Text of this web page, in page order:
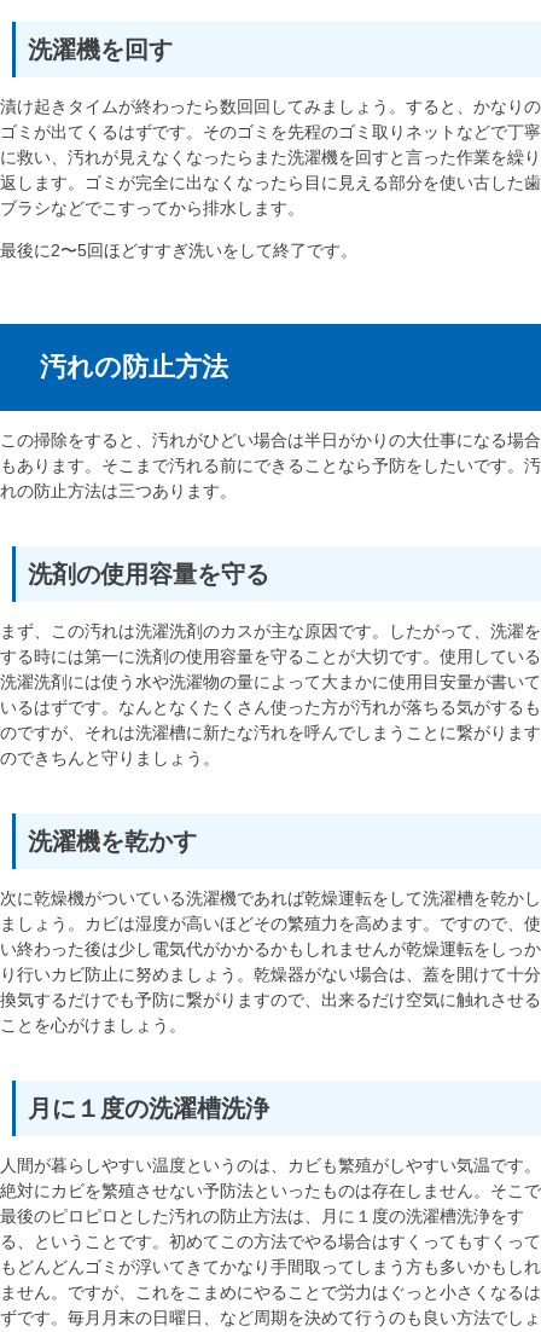
洗濯機を回す
漬け起きタイムが終わったら数回回してみましょう。すると、かなりの
ゴミが出てくるはずです。そのゴミを先程のゴミ取りネットなどで丁寧
に救い、汚れが見えなくなったらまた洗濯機を回すと言った作業を繰り
返します。ゴミが完全に出なくなったら目に見える部分を使い古した歯
ブラシなどでこすってから排水します。
最後に2〜5回ほどすすぎ洗いをして終了です。
汚れの防止方法
この掃除をすると、汚れがひどい場合は半日がかりの大仕事になる場合
もあります。そこまで汚れる前にできることなら予防をしたいです。汚
れの防止方法は三つあります。
洗剤の使用容量を守る
まず、この汚れは洗濯洗剤のカスが主な原因です。したがって、洗濯を
する時には第一に洗剤の使用容量を守ることが大切です。使用している
洗濯洗剤には使う水や洗濯物の量によって大まかに使用目安量が書いて
いるはずです。なんとなくたくさん使った方が汚れが落ちる気がするも
のですが、それは洗濯槽に新たな汚れを呼んでしまうことに繋がります
のできちんと守りましょう。
洗濯機を乾かす
次に乾燥機がついている洗濯機であれば乾燥運転をして洗濯槽を乾かし
ましょう。カビは湿度が高いほどその繁殖力を高めます。ですので、使
い終わった後は少し電気代がかかるかもしれませんが乾燥運転をしっか
り行いカビ防止に努めましょう。乾燥器がない場合は、蓋を開けて十分
換気するだけでも予防に繋がりますので、出来るだけ空気に触れさせる
ことを心がけましょう。
月に１度の洗濯槽洗浄
人間が暮らしやすい温度というのは、カビも繁殖がしやすい気温です。
絶対にカビを繁殖させない予防法といったものは存在しません。そこで
最後のピロピロとした汚れの防止方法は、月に１度の洗濯槽洗浄をす
る、ということです。初めてこの方法でやる場合はすくってもすくって
もどんどんゴミが浮いてきてかなり手間取ってしまう方も多いかもしれ
ません。ですが、これをこまめにやることで労力はぐっと小さくなるは
ずです。毎月月末の日曜日、など周期を決めて行うのも良い方法でしょ